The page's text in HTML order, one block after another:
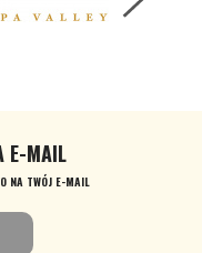
E-MAIL
NA TWÓJ E-MAIL